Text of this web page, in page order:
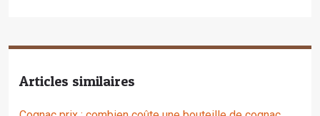
Articles similaires